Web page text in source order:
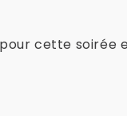
cette soirée